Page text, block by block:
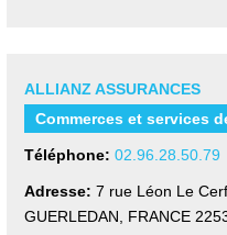
ALLIANZ ASSURANCES
Commerces et services
Téléphone: 02.96.28.50.79
Adresse: 7 rue Léon Le
GUERLEDAN, FRANCE